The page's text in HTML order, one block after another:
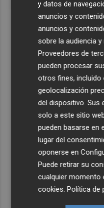
y datos de
anuncios y
anuncios y
sobre la audiencia
Proveedores de
pueden procesar
otros fines, incluido
geolocalización
del dispositivo. Sus
solo a este sitio
pueden basarse en
lugar del
oponerse en
Puede retirar su
cualquier momento
cookies .Política de